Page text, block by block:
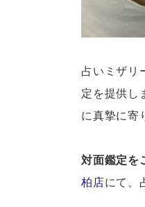
占いミザリ
定を提供し
に真摯に寄
対面鑑定を
柏店にて、